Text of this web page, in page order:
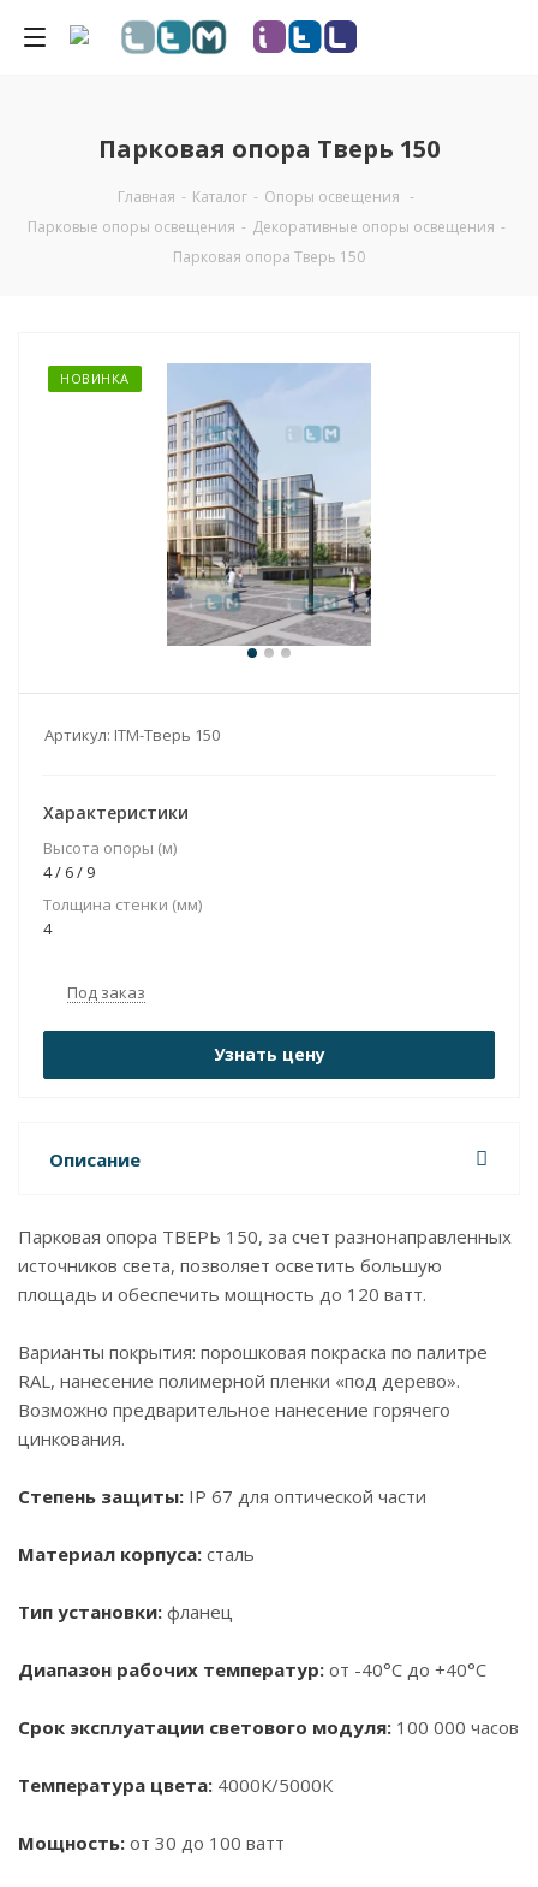
Парковая опора Тверь 150
Главная - Каталог - Опоры освещения -
Парковые опоры освещения - Декоративные опоры освещения -
Парковая опора Тверь 150
НОВИНКА
Артикул: ITM-Тверь 150
Характеристики
Высота опоры (м)
4 / 6 / 9
Толщина стенки (мм)
4
Под заказ
Узнать цену
Описание
Парковая опора ТВЕРЬ 150, за счет разнонаправленных
источников света, позволяет осветить большую
площадь и обеспечить мощность до 120 ватт.
Варианты покрытия: порошковая покраска по палитре
RAL, нанесение полимерной пленки «под дерево».
Возможно предварительное нанесение горячего
цинкования.
Степень защиты: IP 67 для оптической части
Материал корпуса: сталь
Тип установки: фланец
Диапазон рабочих температур: от -40°С до +40°С
Срок эксплуатации светового модуля: 100 000 часов
Температура цвета: 4000К/5000К
Мощность: от 30 до 100 ватт